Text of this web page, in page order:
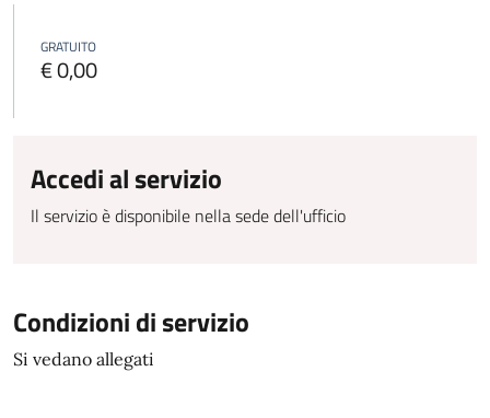
GRATUITO
€ 0,00
Accedi al servizio
Il servizio è disponibile nella sede dell'ufficio
Condizioni di servizio
Si vedano allegati